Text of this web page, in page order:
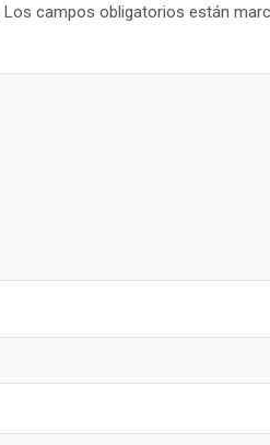
Los campos obligatorios están